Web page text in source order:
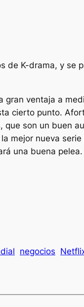
K-drama, y ​​se
gran ventaja a
cierto punto.
son un buen
mejor nueva
una buena pelea.
negocios